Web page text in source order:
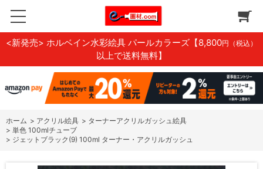
<新発売> ホルベイン水彩絵具 パールカラーズ 【8,800円（税込）
以上で送料無料】
ホーム > アクリル絵具 > ターナーアクリルガッシュ絵具
> 単色 100mlチューブ
> ジェットブラック(9) 100ml ターナー・アクリルガッシュ